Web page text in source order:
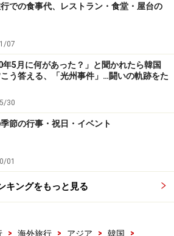
での食事代、レストラン・食堂・屋台の
07
年5月に何があった？」と聞かれたら韓国
う答える、「光州事件」…闘いの軌跡をた
30
節の行事・祝日・イベント
01
キングをもっと見る
> 海外旅行 > アジア > 韓国
>